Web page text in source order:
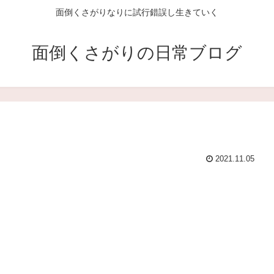
面倒くさがりなりに試行錯誤し生きていく
面倒くさがりの日常ブログ
2021.11.05